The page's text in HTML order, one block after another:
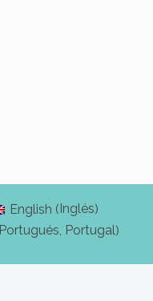
English ( Inglés)
Portugués, Portugal)